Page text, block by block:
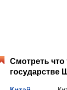
Смотреть
государстве